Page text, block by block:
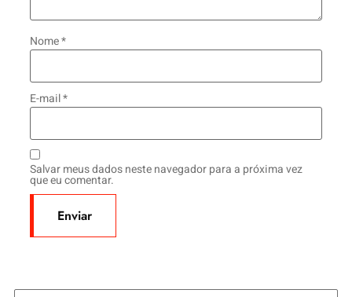
Nome*
E-mail*
Salvar meus dados neste navegador para a próxima vez
que eu comentar.